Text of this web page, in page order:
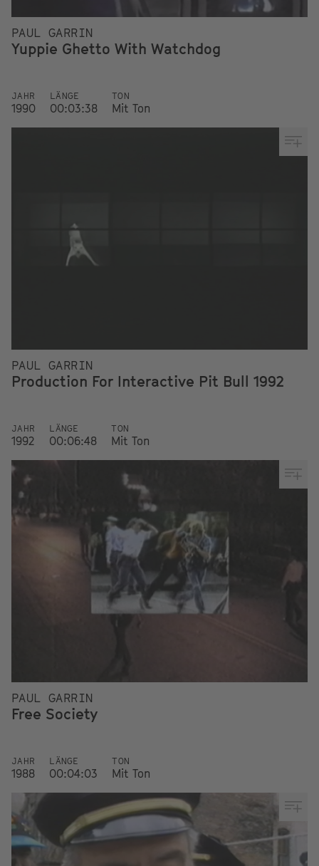
PAUL GARRIN
Yuppie Ghetto With Watchdog
JAHR
1990
LÄNGE
00:03:38
TON
Mit Ton
PAUL GARRIN
Production For Interactive Pit Bull 1992
JAHR
1992
LÄNGE
00:06:48
TON
Mit Ton
PAUL GARRIN
Free Society
JAHR
1988
LÄNGE
00:04:03
TON
Mit Ton